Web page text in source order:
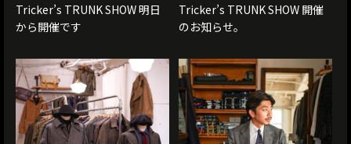
Tricker’s TRUNK SHOW 明日
から開催です
Tricker’s TRUNK SHOW 開催
のお知らせ。